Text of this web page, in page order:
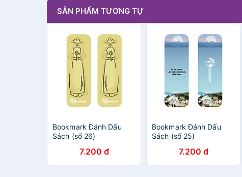
SẢN PHẨM TƯƠNG TỰ
Bookmark Đánh Dấu
Sách (số 26)
7.200 đ
Bookmark Đánh Dấu
Sách (số 25)
7.200 đ